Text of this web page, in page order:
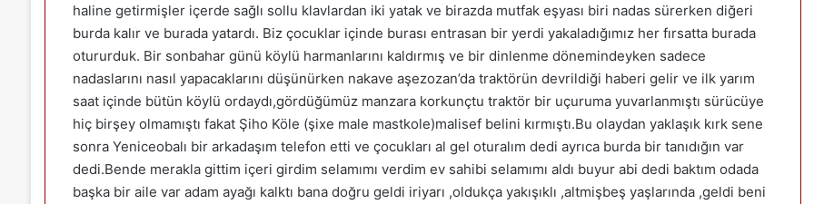
haline getirmişler içerde sağlı sollu klavlardan iki yatak ve birazda mutfak eşyası biri nadas sürerken diğeri
burda kalır ve burada yatardı. Biz çocuklar içinde burası entrasan bir yerdi yakaladığımız her fırsatta burada
otururduk. Bir sonbahar günü köylü harmanlarını kaldırmış ve bir dinlenme dönemindeyken sadece
nadaslarını nasıl yapacaklarını düşünürken nakave aşezozan’da traktörün devrildiği haberi gelir ve ilk yarım
saat içinde bütün köylü ordaydı,gördüğümüz manzara korkunçtu traktör bir uçuruma yuvarlanmıştı sürücüye
hiç birşey olmamıştı fakat Şiho Köle (şixe male mastkole)malisef belini kırmıştı.Bu olaydan yaklaşık kırk sene
sonra Yeniceobalı bir arkadaşım telefon etti ve çocukları al gel oturalım dedi ayrıca burda bir tanıdığın var
dedi.Bende merakla gittim içeri girdim selamımı verdim ev sahibi selamımı aldı buyur abi dedi baktım odada
başka bir aile var adam ayağı kalktı bana doğru geldi iriyarı ,oldukça yakışıklı ,altmişbeş yaşlarında ,geldi beni